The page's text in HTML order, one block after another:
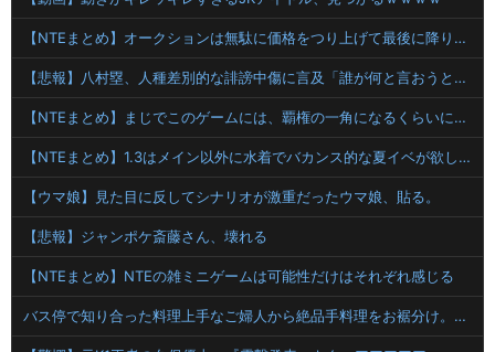
【NTEまとめ】オークションは無駄に価格をつり上げて最後に降りるのが楽しい
【悲報】八村塁、人種差別的な誹謗中傷に言及「誰が何と言おうと僕は日本人」
【NTEまとめ】まじでこのゲームには、覇権の一角になるくらいに成長してほしいと願ってるんやが
【NTEまとめ】1.3はメイン以外に水着でバカンス的な夏イベが欲しい
【ウマ娘】見た目に反してシナリオが激重だったウマ娘、貼る。
【悲報】ジャンポケ斎藤さん、壊れる
【NTEまとめ】NTEの雑ミニゲームは可能性だけはそれぞれ感じる
バス停で知り合った料理上手なご婦人から絶品手料理をお裾分け。仲良くしていたが家に上がろうとするご婦人が娘に放った『失礼すぎる一言』に絶句←手料理は美味しかったのに性格クセ強すぎ